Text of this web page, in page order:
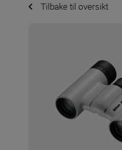
Tilbake til oversikt